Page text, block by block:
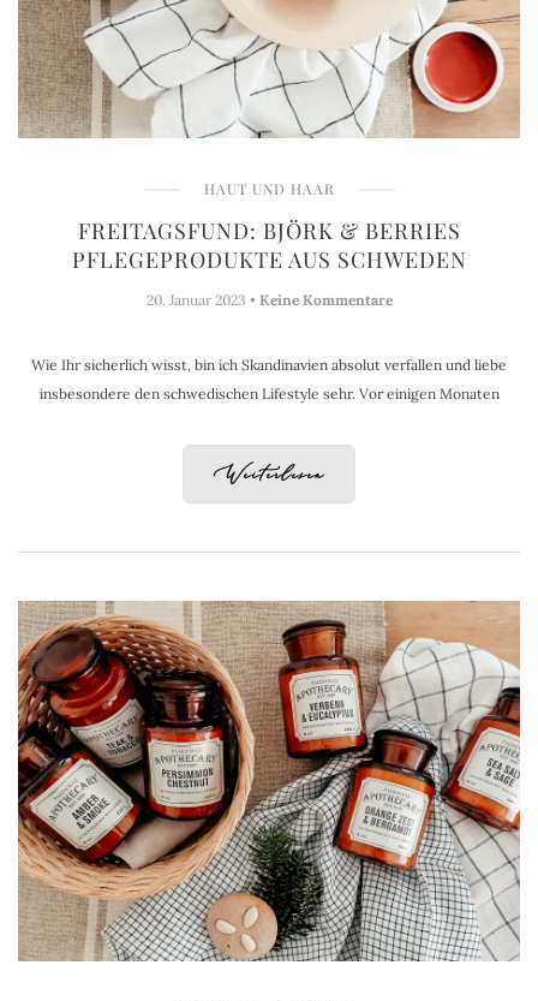
HAUT UND HAAR
FREITAGSFUND: BJÖRK & BERRIES
PFLEGEPRODUKTE AUS SCHWEDEN
20. Januar 2023 • Keine Kommentare
Wie Ihr sicherlich wisst, bin ich Skandinavien absolut verfallen und liebe
insbesondere den schwedischen Lifestyle sehr. Vor einigen Monaten
Weiterlesen